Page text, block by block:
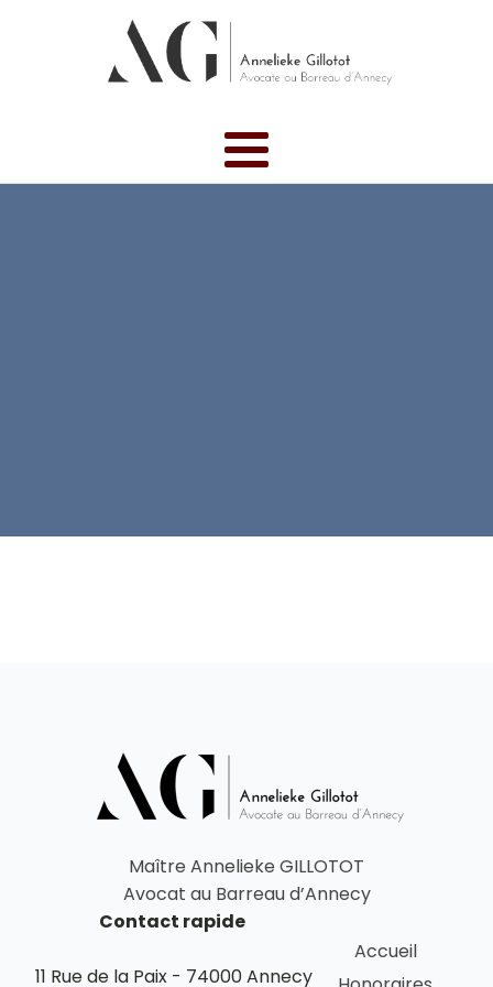
Maître Annelieke GILLOTOT
Avocat au Barreau d’Annecy
Contact rapide
11 Rue de la Paix - 74000 Annecy
Accueil